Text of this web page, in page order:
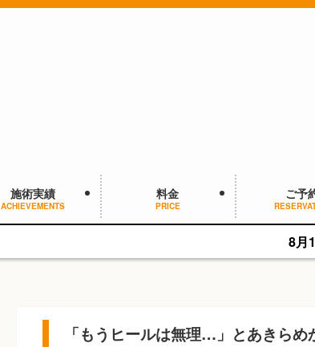
施術実績
ACHIEVEMENTS
料金
PRICE
ご予
8月11日（火・祝）は
「もうヒールは無理…」とあきら